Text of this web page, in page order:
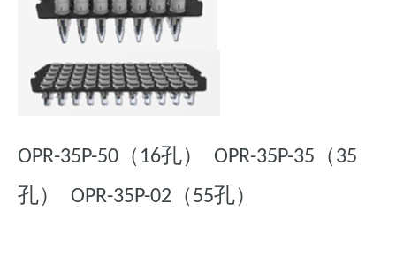
OPR-35P-50 （ 16孔） OPR-35P-35 （ 35
孔） OPR-35P-02 （ 55孔）